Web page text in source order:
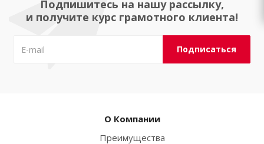
Подпишитесь на нашу рассылку,
и получите курс грамотного клиента!
О Компании
Преимущества